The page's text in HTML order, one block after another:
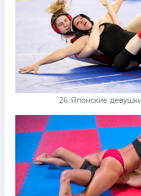
26. Японские